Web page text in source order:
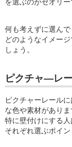
を選ぶのがセオリー
何も考えずに選んで
どのようなイメー
しょう。
ピクチャ―レ
ピクチャーレールに
な色や素材がありま
特に壁付けにする人
それぞれ選ぶポイン